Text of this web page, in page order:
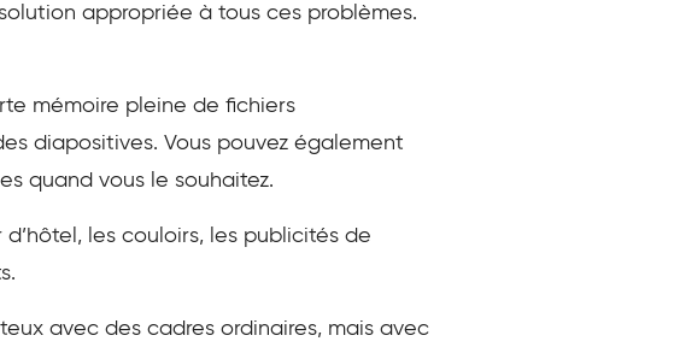
appropriée à tous ces problèmes.
mémoire pleine de fichiers
diapositives. Vous pouvez également
quand vous le souhaitez.
les couloirs, les publicités de
avec des cadres ordinaires, mais avec